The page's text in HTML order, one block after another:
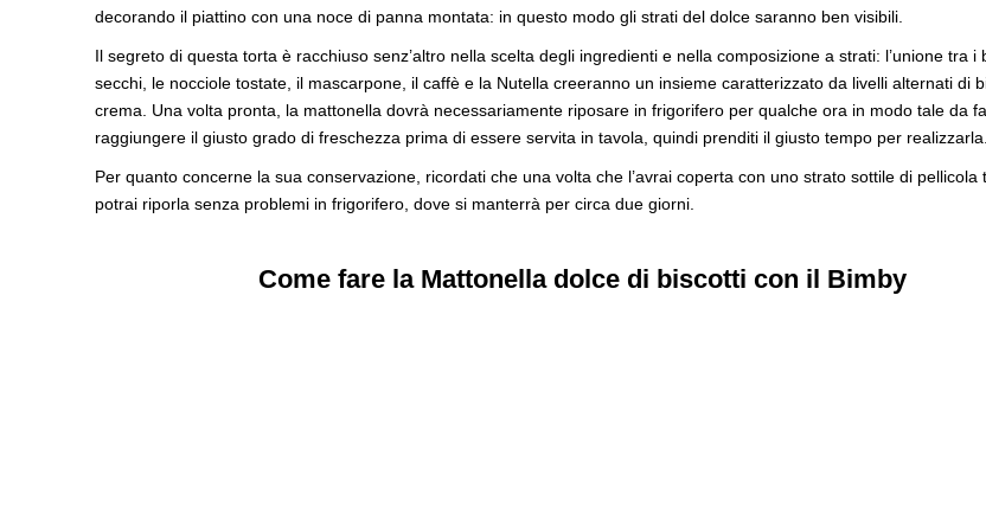
decorando il piattino con una noce di panna montata: in questo modo gli strati del dolce saranno ben visibili.
Il segreto di questa torta è racchiuso senz’altro nella scelta degli ingredienti e nella composizione a strati: l’unione tra i
secchi, le nocciole tostate, il mascarpone, il caffè e la Nutella creeranno un insieme caratterizzato da livelli alternati di
crema. Una volta pronta, la mattonella dovrà necessariamente riposare in frigorifero per qualche ora in modo tale da
raggiungere il giusto grado di freschezza prima di essere servita in tavola, quindi prenditi il giusto tempo per realizzarla.
Per quanto concerne la sua conservazione, ricordati che una volta che l’avrai coperta con uno strato sottile di pellicola
potrai riporla senza problemi in frigorifero, dove si manterrà per circa due giorni.
Come fare la Mattonella dolce di biscotti con il Bimby